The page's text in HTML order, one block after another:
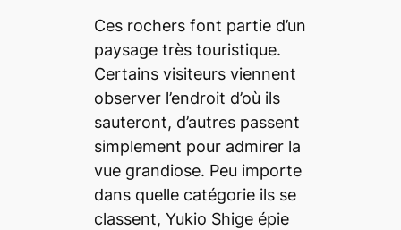
Ces rochers font partie d’un
paysage très touristique.
Certains visiteurs viennent
observer l’endroit d’où ils
sauteront, d’autres passent
simplement pour admirer la
vue grandiose. Peu importe
dans quelle catégorie ils se
classent, Yukio Shige épie